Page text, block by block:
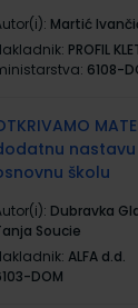
Martić
PROFIL
6108-
školu
Dubravka
Soucie
ALFA d.d.
DOM